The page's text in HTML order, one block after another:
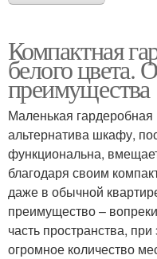
Компактная
белого цвета.
преимущества
Маленькая гардеробная
альтернатива шкафу,
функциональна,
благодаря своим
даже в обычной
преимущество –
часть пространства,
огромное количество